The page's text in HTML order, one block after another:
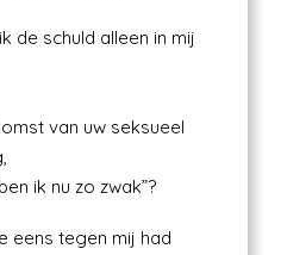
de schuld alleen in mij
van uw seksueel
ik nu zo zwak”?
eens tegen mij had